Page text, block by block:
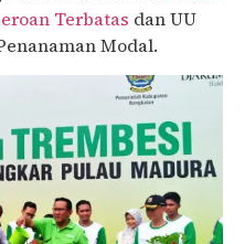
Terbatas dan UU
Modal.